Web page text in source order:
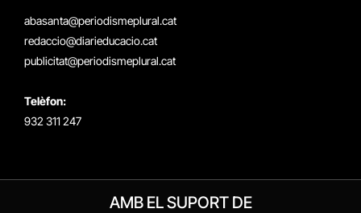
abasanta@periodismeplural.cat
redaccio@diarieducacio.cat
publicitat@periodismeplural.cat
Telèfon:
932 311 247
AMB EL SUPORT DE